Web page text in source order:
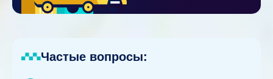
Частые вопросы: